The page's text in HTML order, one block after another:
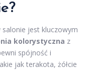
jest kluczowym
kolorystyczna z
spójność i
jak terakota, żółcie